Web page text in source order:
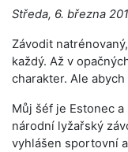
Středa, 6. března
Závodit
každý. Až v
charakter. Ale abych
Můj šéf je Estonec
národní lyžařský
vyhlášen sportovní